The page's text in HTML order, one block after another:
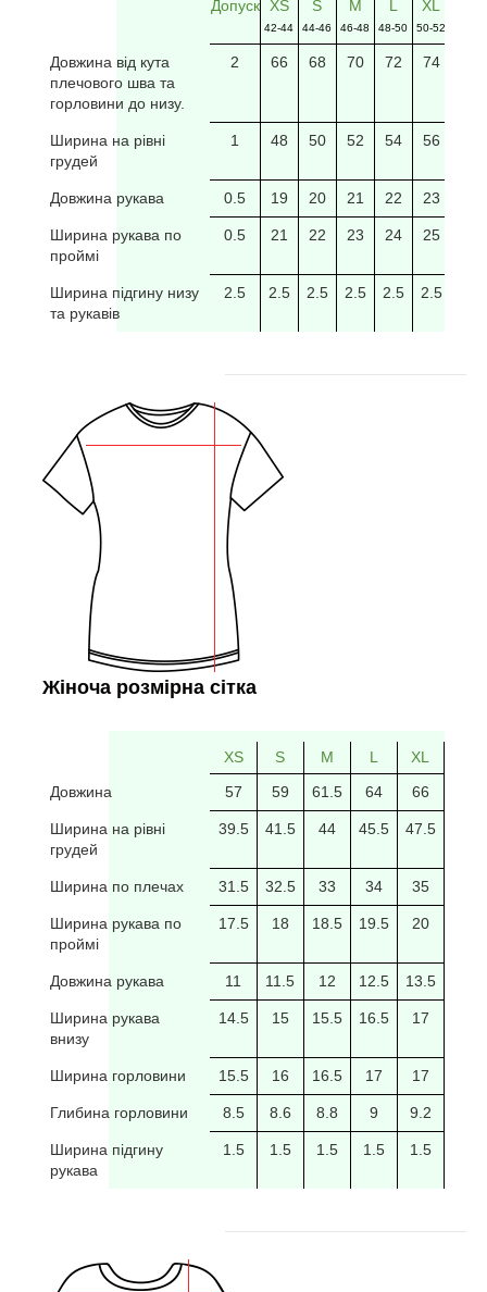
Допуск XS
42-44
S
44-46
M
46-48 48-50
XL
50-52
Довжина від кута
плечового шва та
горловини до низу.
2 66 68 70 72 74
Ширина на рівні
грудей
1 48 50 52 54 56
Довжина рукава 0.5 19 20 21 22 23
Ширина рукава по
проймі
0.5 21 22 23 24 25
Ширина підгину низу
та рукавів
2.5 2.5 2.5 2.5 2.5 2.5
Жіноча розмірна сітка
XS S M L XL
Довжина
57 59 61.5 64 66
Ширина на рівні
грудей
39.5 41.5 44 45.5 47.5
Ширина по плечах 31.5 32.5 33 34 35
Ширина рукава по
проймі
17.5 18 18.5 19.5 20
Довжина рукава 11 11.5 12 12.5 13.5
Ширина рукава
внизу
14.5 15 15.5 16.5 17
Ширина горловини 15.5 16 16.5 17 17
Глибина горловини 8.5 8.6 8.8 9 9.2
Ширина підгину
рукава
1.5 1.5 1.5 1.5 1.5